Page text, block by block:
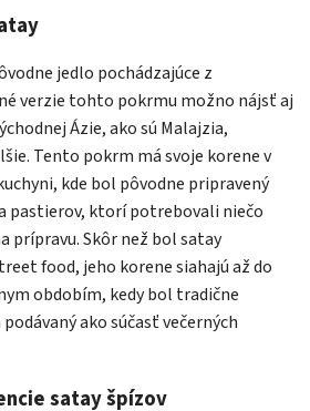
jedlo pochádzajúce z
verzie tohto pokrmu možno nájsť aj
Ázie, ako sú Malajzia,
Tento pokrm má svoje korene v
kde bol pôvodne pripravený
pastierov, ktorí potrebovali niečo
prípravu. Skôr než bol satay
food, jeho korene siahajú až do
obdobím, kedy bol tradične
ako súčasť večerných
satay špízov